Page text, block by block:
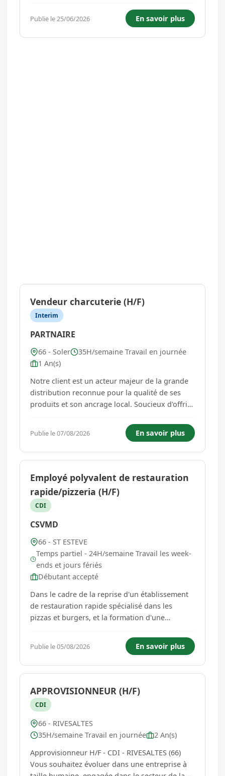
prépare à devenir un véritable ambassadeur du
territoire et de l'expérience touristique. Vous
dével...
Publie le 25/06/2026 En savoir plus
Vendeur charcuterie (H/F)
Interim
PARTNAIRE
66 - Soler
35H/semaine Travail en journée
1 An(s)
Notre client est un acteur majeur de la grande
distribution reconnue pour la qualité de ses
produits et son ancrage local. Soucieux d'offrir
produits de qualité, le supermarché s'appuie
sur une équipe dynamique et passionnée par le
service de proximité...
Publie le 07/08/2026 En savoir plus
Employé polyvalent de restauration
rapide/pizzeria (H/F)
CDI
CSVMD
66 - ST ESTEVE
Temps partiel - 24H/semaine Travail les week-
ends et jours fériés
Débutant accepté
Dans le cadre de la reprise d'un établissement
de restauration rapide spécialisé dans les
pizzas et burgers, et la formation d'une
employé(e) polyvalent(e) en restauration rapide
motivé(e), dynamique et ayant le goût du travail
en équipe. Au sein ...
Publie le 05/08/2026 En savoir plus
APPROVISIONNEUR (H/F)
CDI
66 - RIVESALTES
35H/semaine Travail en journée
2 An(s)
Approvisionneur H/F - CDI - RIVESALTES (66)
Vous souhaitez évoluer dans une entreprise à